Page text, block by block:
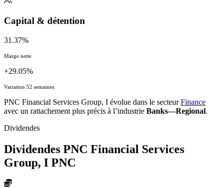
Capital & détention
31.37%
Marge nette
+29.05%
Variation 52 semaines
PNC Financial Services Group, I évolue dans le secteurFinance
avec un rattachement plus précis à l’industrie Banks—Regional.
Dividendes
Dividendes PNC Financial Services
Group, I PNC